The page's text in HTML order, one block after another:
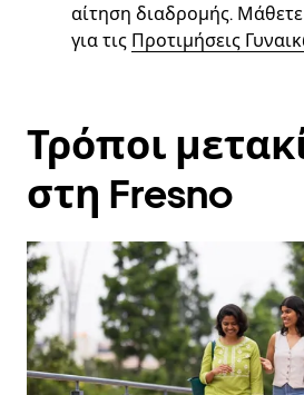
αίτηση διαδρομής.
για τις Προτιμήσεις
Τρόποι
στη Fresno